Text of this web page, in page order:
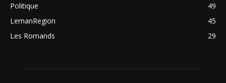
Politique
49
LemanRegion
45
Les Romands
29